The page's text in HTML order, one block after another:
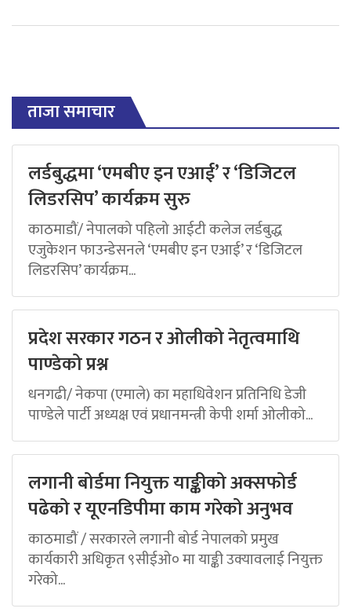
ताजा समाचार
लर्डबुद्धमा ‘एमबीए इन एआई’ र ‘डिजिटल
लिडरसिप’ कार्यक्रम सुरु
काठमाडौं/ नेपालको पहिलो आईटी कलेज लर्डबुद्ध
एजुकेशन फाउन्डेसनले ‘एमबीए इन एआई’ र ‘डिजिटल
लिडरसिप’ कार्यक्रम...
प्रदेश सरकार गठन र ओलीको नेतृत्वमाथि
पाण्डेको प्रश्न
धनगढी/ नेकपा (एमाले) का महाधिवेशन प्रतिनिधि डेजी
पाण्डेले पार्टी अध्यक्ष एवं प्रधानमन्त्री केपी शर्मा ओलीको...
लगानी बोर्डमा नियुक्त याङ्कीको अक्सफोर्ड
पढेको र यूएनडिपीमा काम गरेको अनुभव
काठमाडौं / सरकारले लगानी बोर्ड नेपालको प्रमुख
कार्यकारी अधिकृत ९सीईओ० मा याङ्की उक्यावलाई नियुक्त
गरेको...